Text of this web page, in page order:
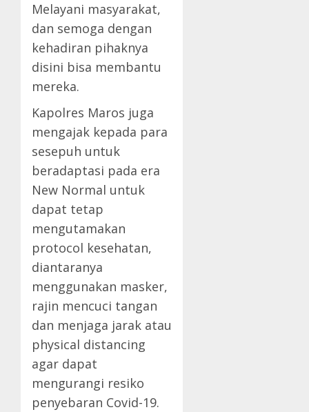
Melayani masyarakat,
dan semoga dengan
kehadiran pihaknya
disini bisa membantu
mereka.
Kapolres Maros juga
mengajak kepada para
sesepuh untuk
beradaptasi pada era
New Normal untuk
dapat tetap
mengutamakan
protocol kesehatan,
diantaranya
menggunakan masker,
rajin mencuci tangan
dan menjaga jarak atau
physical distancing
agar dapat
mengurangi resiko
penyebaran Covid-19.